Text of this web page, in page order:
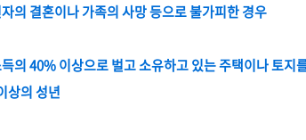
의 결혼이나 가족의 사망 등으로 불가피한 경우
의 40% 이상으로 벌고 소유하고 있는 주택이나 토지
상의 성년